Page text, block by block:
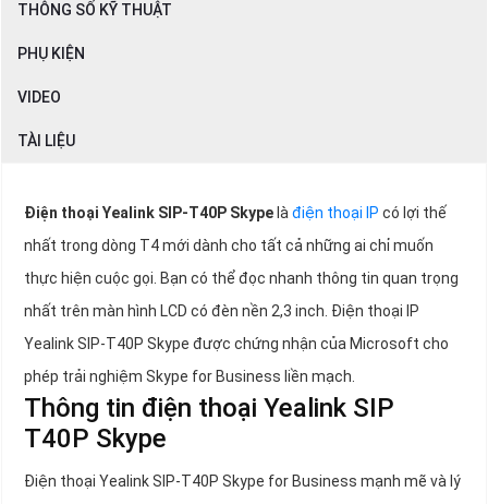
THÔNG SỐ KỸ THUẬT
PHỤ KIỆN
VIDEO
TÀI LIỆU
Điện thoại Yealink SIP-T40P Skype là điện thoại IP có lợi thế
nhất trong dòng T4 mới dành cho tất cả những ai chỉ muốn
thực hiện cuộc gọi. Bạn có thể đọc nhanh thông tin quan trọng
nhất trên màn hình LCD có đèn nền 2,3 inch. Điện thoại IP
Yealink SIP-T40P Skype được chứng nhận của Microsoft cho
phép trải nghiệm Skype for Business liền mạch.
Thông tin điện thoại Yealink SIP
T40P Skype
Điện thoại Yealink SIP-T40P Skype for Business mạnh mẽ và lý